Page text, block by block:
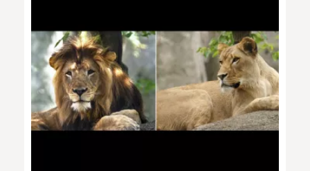
MULTIMEDIA
IMPRESO